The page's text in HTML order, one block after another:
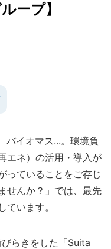
ープ】
バイオマス...。環境負
エネ）の活用・導入が
っていることをご存じ
せんか？」では、最先
います。
らきをした「Suita